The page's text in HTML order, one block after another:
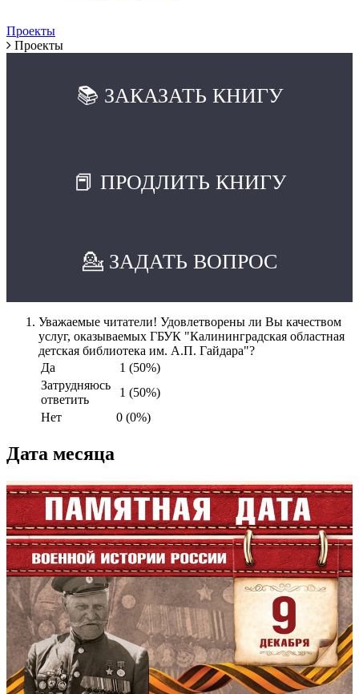
Проекты
Проекты
📚 ЗАКАЗАТЬ КНИГУ
📕 ПРОДЛИТЬ КНИГУ
💁 ЗАДАТЬ ВОПРОС
Уважаемые читатели! Удовлетворены ли Вы качеством
услуг, оказываемых ГБУК "Калининградская областная
детская библиотека им. А.П. Гайдара"?
Да
1 (50%)
Затрудняюсь
ответить
1 (50%)
Нет
0 (0%)
Дата месяца